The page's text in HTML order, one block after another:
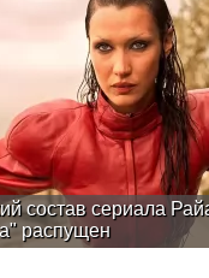
состав сериала
распущен